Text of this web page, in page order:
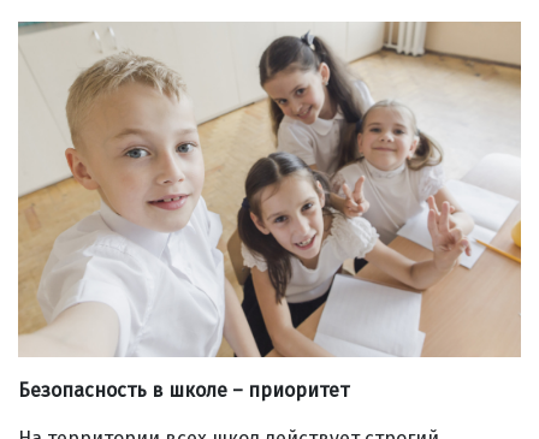
Безопасность в школе – приоритет